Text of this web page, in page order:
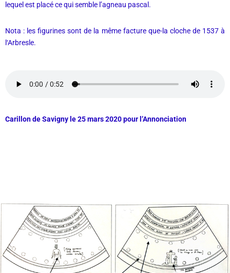
lequel est placé ce qui semble l’agneau pascal.
Nota : les figurines sont de la même facture que-la cloche de 1537 à
l‘Arbresle.
Carillon de Savigny le 25 mars 2020 pour l’Annonciation